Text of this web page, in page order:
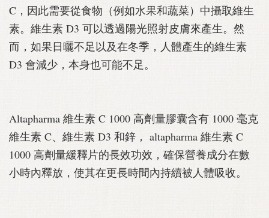
C，因此需要從食物（例如水果和蔬菜）中攝取維生
素。維生素 D3 可以透過陽光照射皮膚來產生。然
而，如果日曬不足以及在冬季，人體產生的維生素
D3 會減少，本身也可能不足。
Altapharma 維生素 C 1000 高劑量膠囊含有 1000 毫克
維生素 C、維生素 D3 和鋅， altapharma 維生素 C
1000 高劑量緩釋片的長效功效，確保營養成分在數
小時內釋放，使其在更長時間內持續被人體吸收。